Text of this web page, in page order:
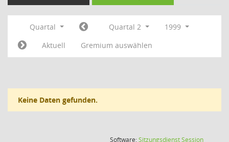
Quartal Quartal 2
1999
Aktuell
Gremium auswählen
Keine Daten gefunden.
Software:SitzungsdienstSession(Wird in